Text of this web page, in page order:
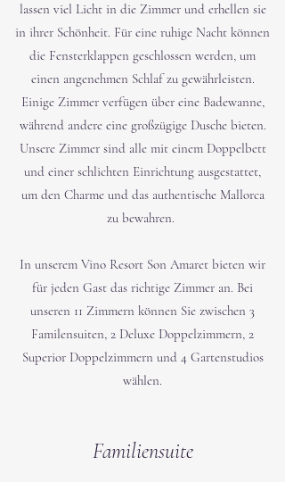
lassen viel Licht in die Zimmer und erhellen sie
in ihrer Schönheit. Für eine ruhige Nacht können
die Fensterklappen geschlossen werden, um
einen angenehmen Schlaf zu gewährleisten.
Einige Zimmer verfügen über eine Badewanne,
während andere eine großzügige Dusche bieten.
Unsere Zimmer sind alle mit einem Doppelbett
und einer schlichten Einrichtung ausgestattet,
um den Charme und das authentische Mallorca
zu bewahren.
In unserem Vino Resort Son Amaret bieten wir
für jeden Gast das richtige Zimmer an. Bei
unseren 11 Zimmern können Sie zwischen 3
Familensuiten, 2 Deluxe Doppelzimmern, 2
Superior Doppelzimmern und 4 Gartenstudios
wählen.
Familiensuite